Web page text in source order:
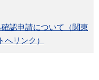
認申請について（関東
リンク）